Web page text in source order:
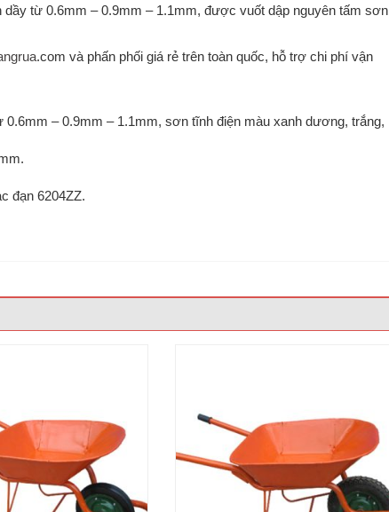
từ 0.6mm – 0.9mm – 1.1mm, được vuốt dập nguyên tấm sơn
.com và phấn phối giá rẻ trên toàn quốc, hỗ trợ chi phí vận
0.6mm – 0.9mm – 1.1mm, sơn tĩnh điện màu xanh dương, trắng,
đạn 6204ZZ.